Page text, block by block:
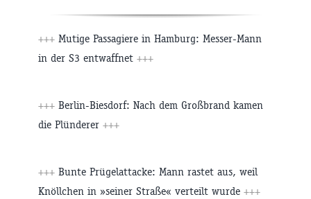
+++ Mutige Passagiere in Hamburg: Messer-Mann
in der S3 entwaffnet +++
+++ Berlin-Biesdorf: Nach dem Großbrand kamen
die Plünderer +++
+++ Bunte Prügelattacke: Mann rastet aus, weil
Knöllchen in »seiner Straße« verteilt wurde +++